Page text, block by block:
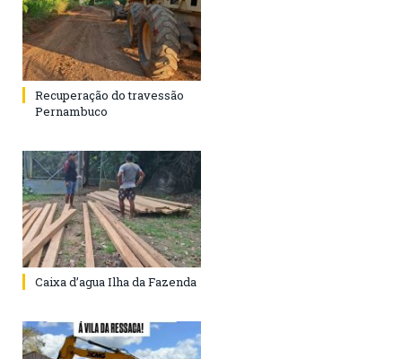
Recuperação do travessão
Pernambuco
Caixa d’agua Ilha da Fazenda